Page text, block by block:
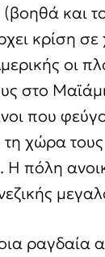
και
κρίση σε
οι
στο
που
τη χώρα
Η πόλη
ραγδαία